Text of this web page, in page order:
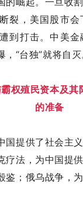
裂，美国股市
到打击。中美
“台独”就将自灭
权殖民资本及其
的准备
国提供了社会主
疗法，为中国提
鉴；俄乌战争，